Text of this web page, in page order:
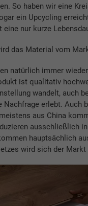
So haben wir eine
ein Upcycling
nur kurze
das Material vom
natürlich immer
ist qualitativ
wandelt, auch
Nachfrage erlebt. Auch
aus China
ausschließlich
hauptsächlich
wird sich der Markt